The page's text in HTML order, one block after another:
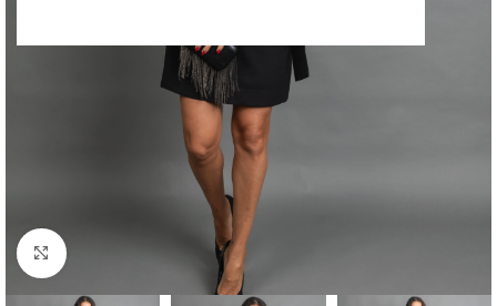
Clique para ampliar